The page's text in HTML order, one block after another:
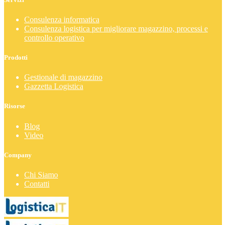
Consulenza informatica
Consulenza logistica per migliorare magazzino, processi e
controllo operativo
Prodotti
Gestionale di magazzino
Gazzetta Logistica
Risorse
Blog
Video
Company
Chi Siamo
Contatti